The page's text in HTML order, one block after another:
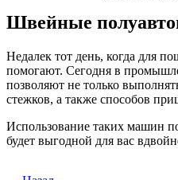
Швейные
Недалек тот день, когда для
помогают. Сегодня в
позволяют не только
стежков, а также способов
Использование таких машин
будет выгодной для вас